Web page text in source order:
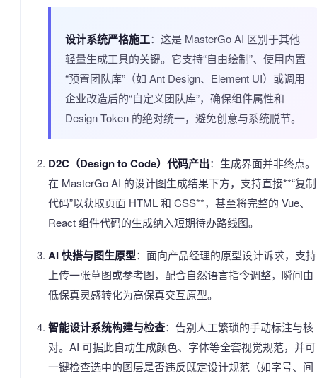
设计系统严格施工：这是 MasterGo AI 区别于其他
轻量生成工具的关键。它支持“自由绘制”、使用内置
“预置团队库”（如 Ant Design、Element UI）或调用
企业改造后的“自定义团队库”，确保组件属性和
Design Token 的绝对统一，避免创意与系统脱节。
D2C（Design to Code）代码产出：生成界面并非终点。
在 MasterGo AI 的设计图生成结果下方，支持直接**“复制
代码”以获取页面 HTML 和 CSS**，甚至将完整的 Vue、
React 组件代码的生成纳入短期待办路线图。
AI 快搭与图生原型：面向产品经理的原型设计诉求，支持
上传一张草图或参考图，配合自然语言指令调整，瞬间由
低保真灵感转化为高保真交互原型。
智能设计系统构建与检查：告别人工繁琐的手动标注与核
对。AI 可据此自动生成颜色、字体等全套视觉规范，并可
一键检查选中的图层是否违反既定设计规范（如字号、间